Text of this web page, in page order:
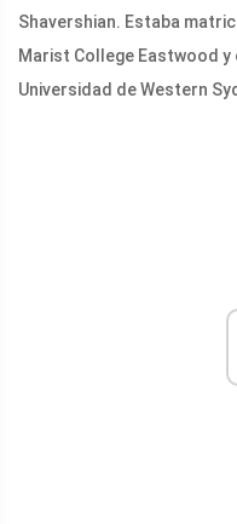
Shavershian. Estaba
Marist College Eastwood
Universidad de Western